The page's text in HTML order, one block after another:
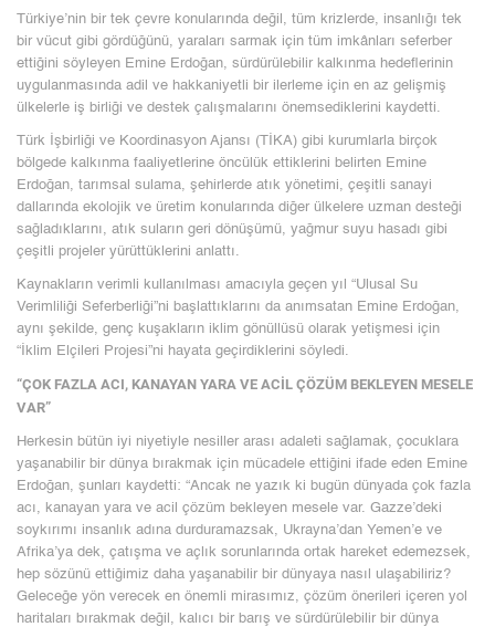
Türkiye’nin bir tek çevre konularında değil, tüm krizlerde, insanlığı tek
bir vücut gibi gördüğünü, yaraları sarmak için tüm imkânları seferber
ettiğini söyleyen Emine Erdoğan, sürdürülebilir kalkınma hedeflerinin
uygulanmasında adil ve hakkaniyetli bir ilerleme için en az gelişmiş
ülkelerle iş birliği ve destek çalışmalarını önemsediklerini kaydetti.
Türk İşbirliği ve Koordinasyon Ajansı (TİKA) gibi kurumlarla birçok
bölgede kalkınma faaliyetlerine öncülük ettiklerini belirten Emine
Erdoğan, tarımsal sulama, şehirlerde atık yönetimi, çeşitli sanayi
dallarında ekolojik ve üretim konularında diğer ülkelere uzman desteği
sağladıklarını, atık suların geri dönüşümü, yağmur suyu hasadı gibi
çeşitli projeler yürüttüklerini anlattı.
Kaynakların verimli kullanılması amacıyla geçen yıl “Ulusal Su
Verimliliği Seferberliği”ni başlattıklarını da anımsatan Emine Erdoğan,
aynı şekilde, genç kuşakların iklim gönüllüsü olarak yetişmesi için
“İklim Elçileri Projesi”ni hayata geçirdiklerini söyledi.
“ÇOK FAZLA ACI, KANAYAN YARA VE ACİL ÇÖZÜM BEKLEYEN MESELE
VAR”
Herkesin bütün iyi niyetiyle nesiller arası adaleti sağlamak, çocuklara
yaşanabilir bir dünya bırakmak için mücadele ettiğini ifade eden Emine
Erdoğan, şunları kaydetti: “Ancak ne yazık ki bugün dünyada çok fazla
acı, kanayan yara ve acil çözüm bekleyen mesele var. Gazze’deki
soykırımı insanlık adına durduramazsak, Ukrayna’dan Yemen’e ve
Afrika’ya dek, çatışma ve açlık sorunlarında ortak hareket edemezsek,
hep sözünü ettiğimiz daha yaşanabilir bir dünyaya nasıl ulaşabiliriz?
Geleceğe yön verecek en önemli mirasımız, çözüm önerileri içeren yol
haritaları bırakmak değil, kalıcı bir barış ve sürdürülebilir bir dünya